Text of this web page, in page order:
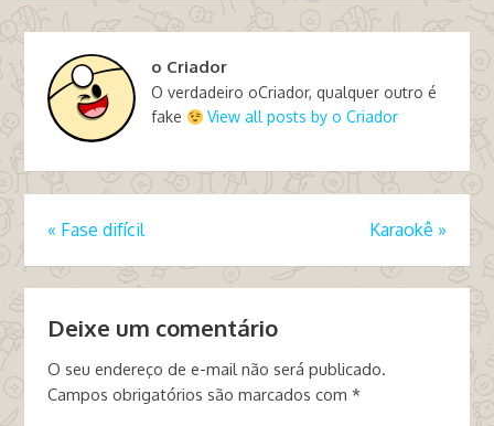
o Criador
O verdadeiro oCriador, qualquer outro é
fake
View all posts by o Criador
« Fase difícil Karaokê »
Deixe um comentário
O seu endereço de e-mail não será publicado.
Campos obrigatórios são marcados com *